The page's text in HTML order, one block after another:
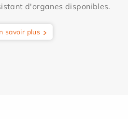
d'organes disponibles.
savoir plus